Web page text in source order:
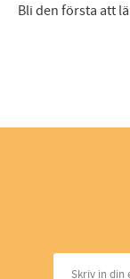
Bli den första att